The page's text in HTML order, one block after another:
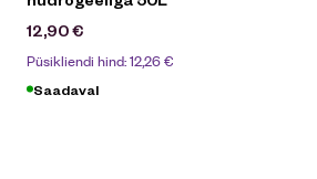
12,90€
Püsikliendi hind:12,26€
Saadaval